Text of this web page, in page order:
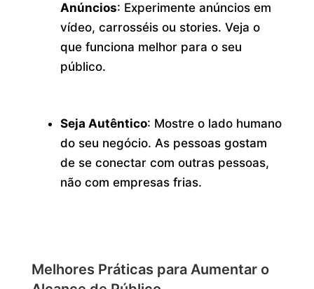
Anúncios: Experimente anúncios em
vídeo, carrosséis ou stories. Veja o
que funciona melhor para o seu
público.
Seja Autêntico: Mostre o lado humano
do seu negócio. As pessoas gostam
de se conectar com outras pessoas,
não com empresas frias.
Melhores Práticas para Aumentar o